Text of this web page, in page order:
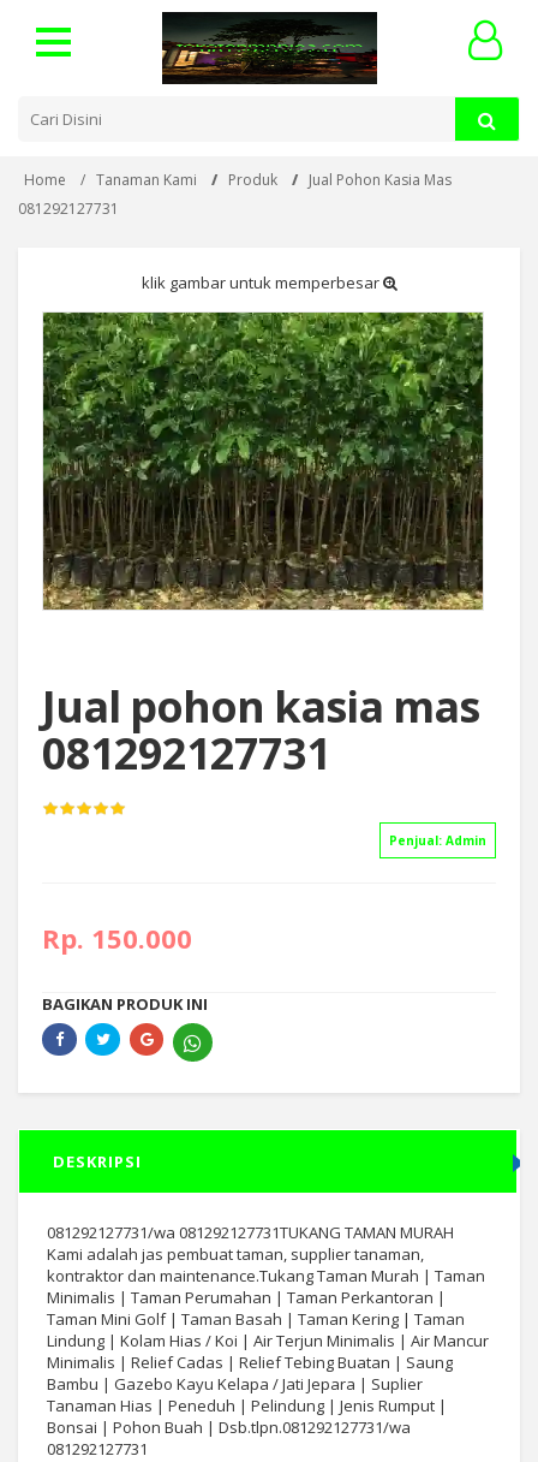
Home Tanaman Kami Produk
Jual Pohon Kasia Mas
081292127731
klik gambar untuk memperbesar
Jual pohon kasia mas
081292127731
Penjual: Admin
Rp. 150.000
BAGIKAN PRODUK INI
DESKRIPSI
081292127731/wa 081292127731TUKANG TAMAN MURAH
Kami adalah jas pembuat taman, supplier tanaman,
kontraktor dan maintenance.Tukang Taman Murah | Taman
Minimalis | Taman Perumahan | Taman Perkantoran |
Taman Mini Golf | Taman Basah | Taman Kering | Taman
Lindung | Kolam Hias / Koi | Air Terjun Minimalis | Air Mancur
Minimalis | Relief Cadas | Relief Tebing Buatan | Saung
Bambu | Gazebo Kayu Kelapa / Jati Jepara | Suplier
Tanaman Hias | Peneduh | Pelindung | Jenis Rumput |
Bonsai | Pohon Buah | Dsb.tlpn.081292127731/wa
081292127731